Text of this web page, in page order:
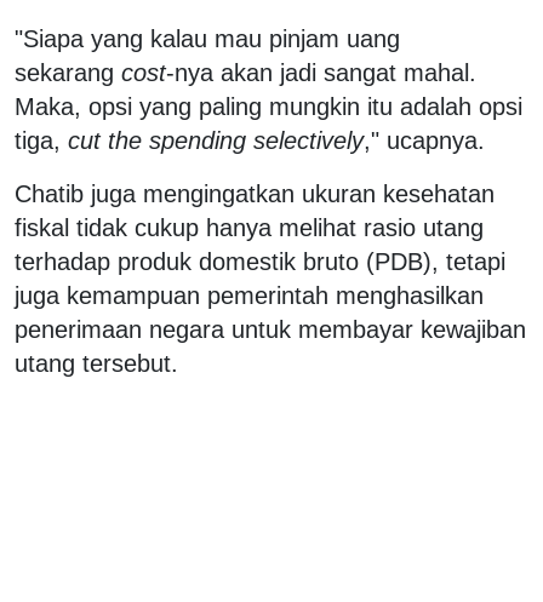
"Siapa yang kalau mau pinjam uang
sekarang cost-nya akan jadi sangat mahal.
Maka, opsi yang paling mungkin itu adalah opsi
tiga, cut the spending selectively," ucapnya.
Chatib juga mengingatkan ukuran kesehatan
fiskal tidak cukup hanya melihat rasio utang
terhadap produk domestik bruto (PDB), tetapi
juga kemampuan pemerintah menghasilkan
penerimaan negara untuk membayar kewajiban
utang tersebut.